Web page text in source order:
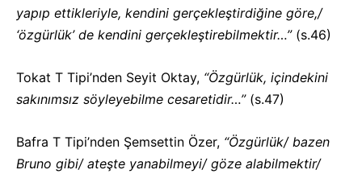
yapıp ettikleriyle, kendini gerçekleştirdiğine göre,/
‘özgürlük’ de kendini gerçekleştirebilmektir…”(s.46)
Tokat T Tipi’nden Seyit Oktay, “Özgürlük, içindekini
sakınımsız söyleyebilme cesaretidir…”(s.47)
Bafra T Tipi’nden Şemsettin Özer, “Özgürlük/ bazen
Bruno gibi/ ateşte yanabilmeyi/ göze alabilmektir/